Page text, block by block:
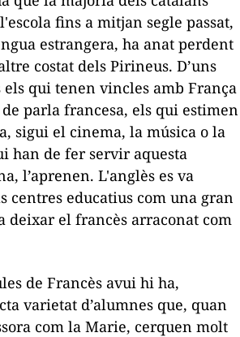
fins a mitjan segle passat,
estrangera, ha anat perdent
costat dels Pirineus. D’uns
els qui tenen vincles amb França
parla francesa, els qui estimen
sigui el cinema, la música o la
han de fer servir aquesta
l’aprenen. L'anglès es va
centres educatius com una gran
deixar el francès arraconat com
de Francès avui hi ha,
varietat d’alumnes que, quan
com la Marie, cerquen molt